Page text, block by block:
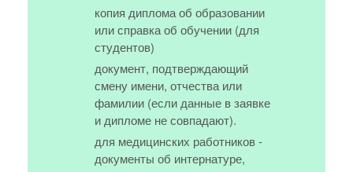
копия диплома об образовании
или справка об обучении (для
студентов)
документ, подтверждающий
смену имени, отчества или
фамилии (если данные в заявке
и дипломе не совпадают).
для медицинских работников -
документы об интернатуре,